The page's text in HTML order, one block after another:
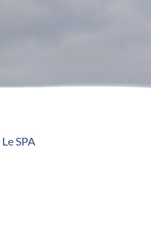
Le SPA